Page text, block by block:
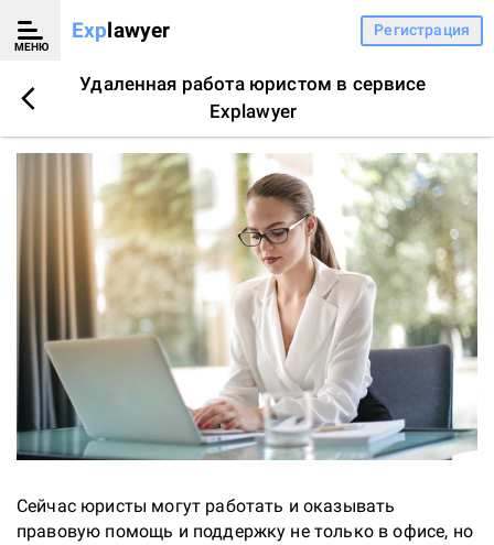
МЕНЮ
Explawyer Регистрация
Удаленная работа юристом в сервисе
Explawyer
Сейчас юристы могут работать и оказывать
правовую помощь и поддержку не только в офисе, но